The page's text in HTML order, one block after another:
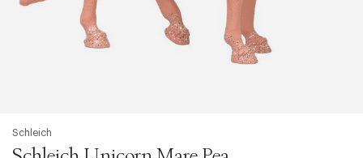
Schleich